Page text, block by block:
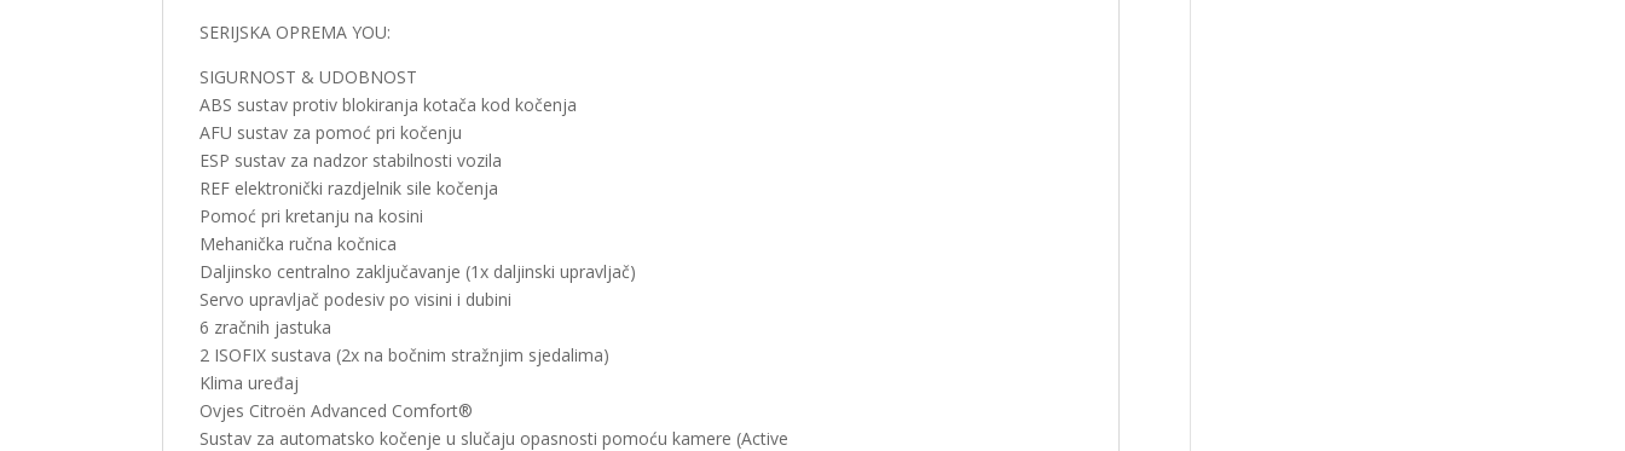
SERIJSKA OPREMA YOU:
SIGURNOST & UDOBNOST
ABS sustav protiv blokiranja kotača kod kočenja
AFU sustav za pomoć pri kočenju
ESP sustav za nadzor stabilnosti vozila
REF elektronički razdjelnik sile kočenja
Pomoć pri kretanju na kosini
Mehanička ručna kočnica
Daljinsko centralno zaključavanje (1x daljinski upravljač)
Servo upravljač podesiv po visini i dubini
6 zračnih jastuka
2 ISOFIX sustava (2x na bočnim stražnjim sjedalima)
Klima uređaj
Ovjes Citroën Advanced Comfort®
Sustav za automatsko kočenje u slučaju opasnosti pomoću kamere (Active